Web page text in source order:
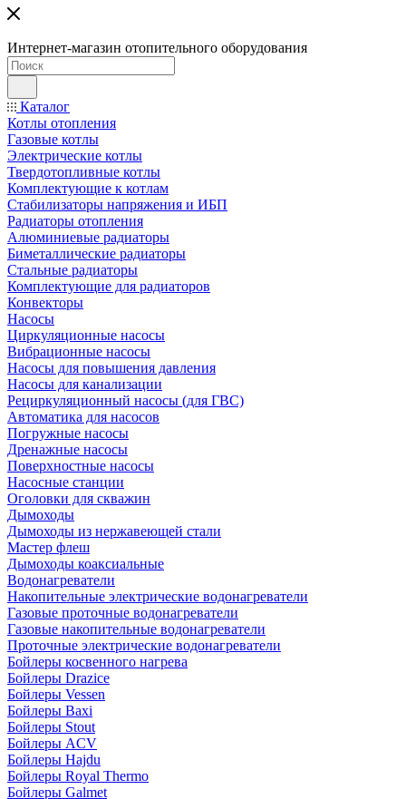
Интернет-магазин отопительного оборудования
Каталог
Котлы отопления
Газовые котлы
Электрические котлы
Твердотопливные котлы
Комплектующие к котлам
Стабилизаторы напряжения и ИБП
Радиаторы отопления
Алюминиевые радиаторы
Биметаллические радиаторы
Стальные радиаторы
Комплектующие для радиаторов
Конвекторы
Насосы
Циркуляционные насосы
Вибрационные насосы
Насосы для повышения давления
Насосы для канализации
Рециркуляционный насосы (для ГВС)
Автоматика для насосов
Погружные насосы
Дренажные насосы
Поверхностные насосы
Насосные станции
Оголовки для скважин
Дымоходы
Дымоходы из нержавеющей стали
Мастер флеш
Дымоходы коаксиальные
Водонагреватели
Накопительные электрические водонагреватели
Газовые проточные водонагреватели
Газовые накопительные водонагреватели
Проточные электрические водонагреватели
Бойлеры косвенного нагрева
Бойлеры Drazice
Бойлеры Vessen
Бойлеры Baxi
Бойлеры Stout
Бойлеры ACV
Бойлеры Hajdu
Бойлеры Royal Thermo
Бойлеры Galmet